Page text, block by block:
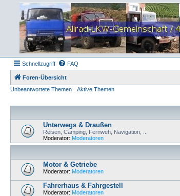
Schnellzugriff FAQ
Foren-Übersicht
Unbeantwortete Themen
Aktive Themen
Unterwegs & Draußen
Reisen, Camping, Fernweh, Navigation, ...
Moderator: Moderatoren
Motor & Getriebe
Moderator: Moderatoren
Fahrerhaus & Fahrgestell
Moderator: Moderatoren